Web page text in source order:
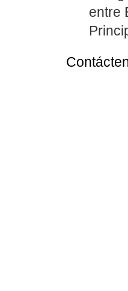
entre